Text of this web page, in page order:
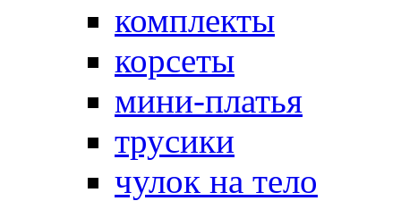
комплекты
корсеты
мини-платья
трусики
чулок на тело